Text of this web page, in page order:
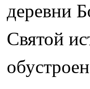
деревни
Святой